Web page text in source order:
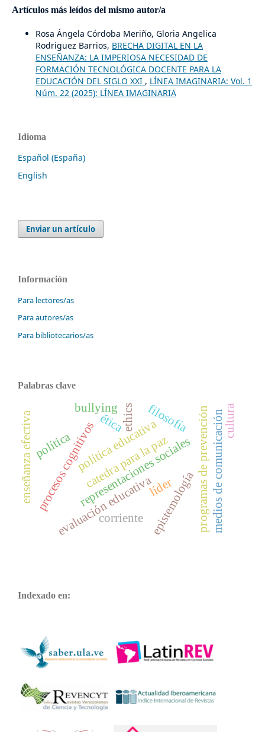
Artículos más leídos del mismo autor/a
Rosa Ángela Córdoba Meriño, Gloria Angelica
Rodriguez Barrios, BRECHA DIGITAL EN LA
ENSEÑANZA: LA IMPERIOSA NECESIDAD DE
FORMACIÓN TECNOLÓGICA DOCENTE PARA LA
EDUCACIÓN DEL SIGLO XXI , LÍNEA IMAGINARIA: Vol. 1
Núm. 22 (2025): LÍNEA IMAGINARIA
Idioma
Español (España)
English
Enviar un artículo
Información
Para lectores/as
Para autores/as
Para bibliotecarios/as
Palabras clave
representaciones sociales
líder
política educativa programas de prevención
procesos cognitivos
evaluación educativa medios de comunicación
política
éticaethics
epistemología
corriente
filosofía
catedra para la paz
bullying cultura
enseñanza efectiva
Indexado en: